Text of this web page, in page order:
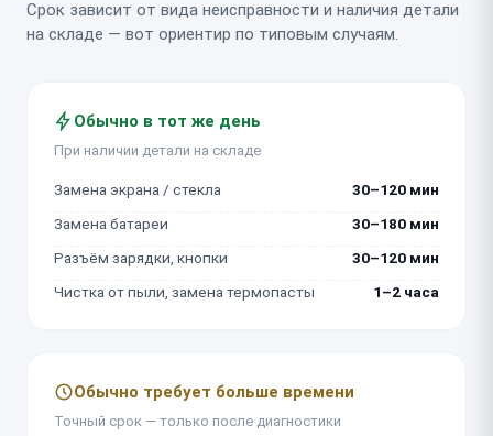
Срок зависит от вида неисправности и наличия детали
на складе — вот ориентир по типовым случаям.
Обычно в тот же день
При наличии детали на складе
Замена экрана / стекла
30–120 мин
Замена батареи
30–180 мин
Разъём зарядки, кнопки
30–120 мин
Чистка от пыли, замена термопасты
1–2 часа
Обычно требует больше времени
Точный срок — только после диагностики